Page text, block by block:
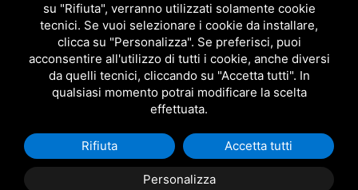
P.I : 01971310279
ISCRIZIONE R.E.A. N. 189009
Per essere contattato da un nostro
rappresentante clicca qui
Privacy Policy | Cookie Policy
Posizionamento Sitiby TopsuiMotori
su "Rifiuta", verranno utilizzati solamente cookie
tecnici. Se vuoi selezionare i cookie da installare,
clicca su "Personalizza". Se preferisci, puoi
acconsentire all'utilizzo di tutti i cookie, anche diversi
da quelli tecnici, cliccando su "Accetta tutti". In
qualsiasi momento potrai modificare la scelta
effettuata.
Personalizza
Rifiuta Accetta tutti